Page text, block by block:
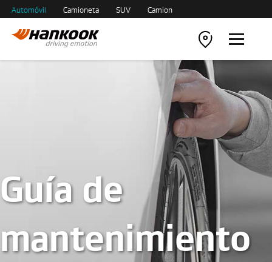
Automóvil Camioneta SUV Camion
Guía de
mantenimiento